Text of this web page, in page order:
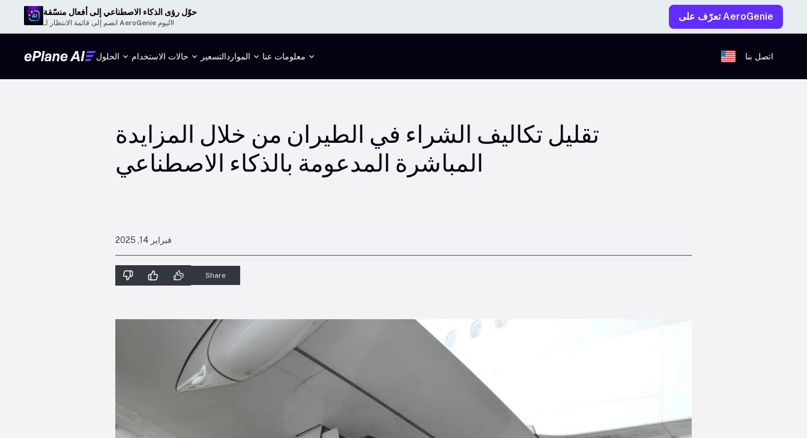
حوّل رؤى الذكاء الاصطناعي إلى أفعال منسّقة
انضم إلى قائمة الانتظار لـ AeroGenie اليوم!
تعرّف على AeroGenie
الحلول حالات الاستخدام التسعيرالموارد معلومات عنا اتصل بنا
تقليل تكاليف الشراء في الطيران من خلال المزايدة
المباشرة المدعومة بالذكاء الاصطناعي
فبراير 14, 2025
Share